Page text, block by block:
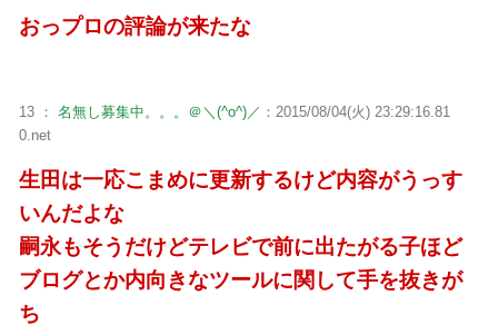
おっプロの評論が来たな
13 ： 名無し募集中。。。＠＼(^o^)／ ：2015/08/04(火) 23:29:16.81
0.net
生田は一応こまめに更新するけど内容がうっす
いんだよな
嗣永もそうだけどテレビで前に出たがる子ほど
ブログとか内向きなツールに関して手を抜きが
ち